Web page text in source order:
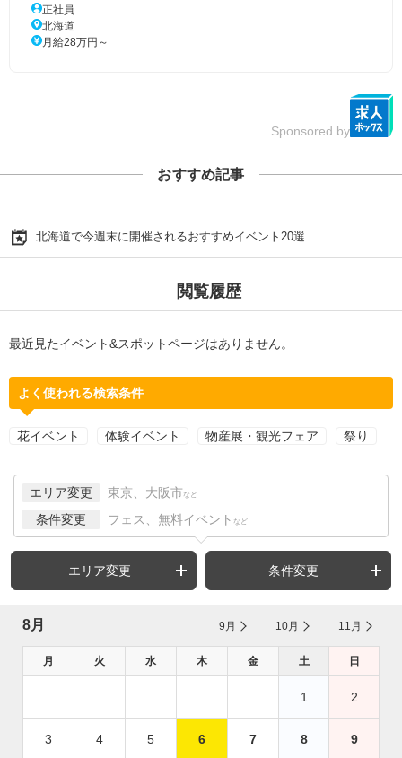
正社員
北海道
月給28万円～
Sponsored by
おすすめ記事
北海道で今週末に開催されるおすすめイベント20選
閲覧履歴
最近見たイベント&スポットページはありません。
よく使われる検索条件
花イベント 体験イベント 物産展・観光フェア 祭り
エリア変更 東京、大阪市 など
条件変更 フェス、無料イベント など
エリア変更 条件変更
8月 9月 10月 11月
月 火 水 木 金 土 日
1 2
3 4 5 6 7 8 9